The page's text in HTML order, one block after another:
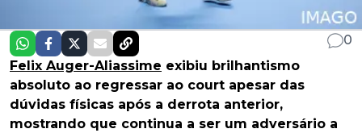
0
Felix Auger-Aliassime exibiu brilhantismo
absoluto ao regressar ao court apesar das
dúvidas físicas após a derrota anterior,
mostrando que continua a ser um adversário a